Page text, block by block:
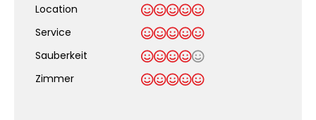
Location
Service
Sauberkeit
Zimmer